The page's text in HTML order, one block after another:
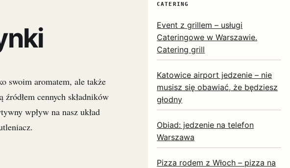
swoim aromatem, ale także
cennych składników
wpływ na nasz układ
CATERING
Event z grillem – usługi
Cateringowe w Warszawie.
Catering grill
Katowice airport jedzenie – nie
musisz się obawiać, że będziesz
głodny
Obiad: jedzenie na telefon
Warszawa
Pizza rodem z Włoch – pizza na